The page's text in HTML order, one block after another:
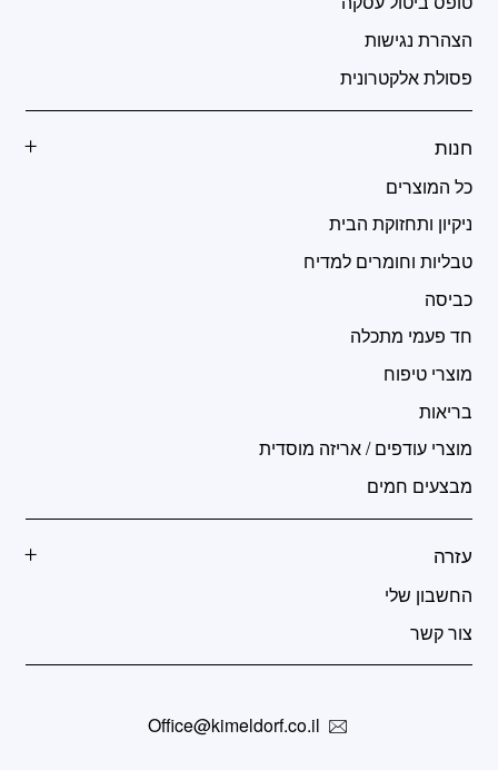
הצהרת נגישות
פסולת אלקטרונית
חנות
כל המוצרים
ניקיון ותחזוקת הבית
טבליות וחומרים למדיח
כביסה
חד פעמי מתכלה
מוצרי טיפוח
בריאות
מוצרי עודפים / אריזה מוסדית
מבצעים חמים
עזרה
החשבון שלי
צור קשר
Office@kimeldorf.co.il